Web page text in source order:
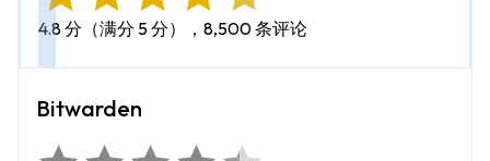
4.8 分（满分 5 分），8,500 条评论